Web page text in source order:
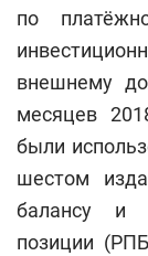
по
внешнему
месяцев
были
шестом
балансу и
позиции